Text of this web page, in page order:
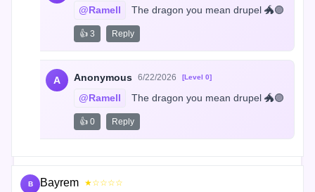
@Ramell The dragon you mean drupel 🐲🟣
👍 3 Reply
A Anonymous 6/22/2026 [Level 0]
@Ramell The dragon you mean drupel 🐲🟣
👍 0 Reply
B Bayrem ★☆☆☆☆